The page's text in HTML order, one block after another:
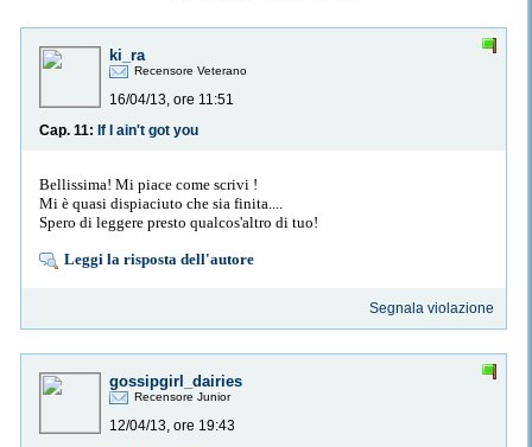
ki_ra
Recensore Veterano
16/04/13, ore 11:51
Cap. 11: If I ain't got you
Bellissima! Mi piace come scrivi !
Mi è quasi dispiaciuto che sia finita....
Spero di leggere presto qualcos'altro di tuo!
Leggi la risposta dell'autore
Segnala violazione
gossipgirl_dairies
Recensore Junior
12/04/13, ore 19:43